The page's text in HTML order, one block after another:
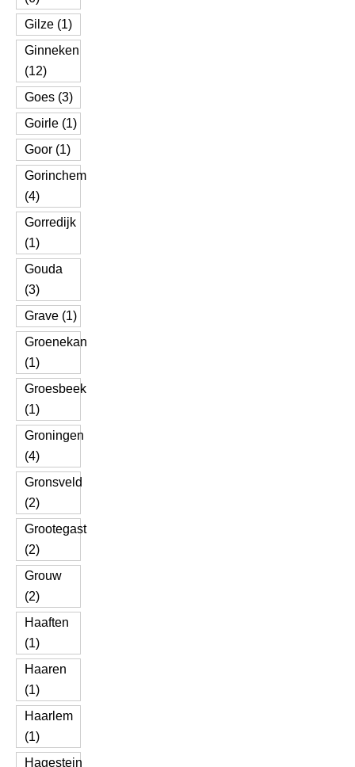
Gilze (1)
Ginneken
(12)
Goes (3)
Goirle (1)
Goor (1)
Gorinchem
(4)
Gorredijk
(1)
Gouda
(3)
Grave (1)
Groenekan
(1)
Groesbeek
(1)
Groningen
(4)
Gronsveld
(2)
Grootegast
(2)
Grouw
(2)
Haaften
(1)
Haaren
(1)
Haarlem
(1)
Hagestein